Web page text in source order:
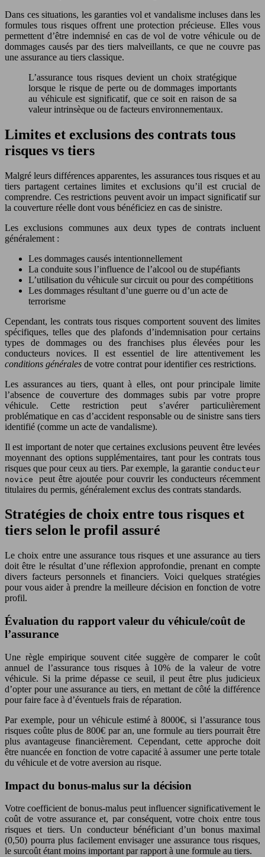
Dans ces situations, les garanties vol et vandalisme incluses dans les
formules tous risques offrent une protection précieuse. Elles vous
permettent d’être indemnisé en cas de vol de votre véhicule ou de
dommages causés par des tiers malveillants, ce que ne couvre pas
une assurance au tiers classique.
L’assurance tous risques devient un choix stratégique
lorsque le risque de perte ou de dommages importants
au véhicule est significatif, que ce soit en raison de sa
valeur intrinsèque ou de facteurs environnementaux.
Limites et exclusions des contrats tous
risques vs tiers
Malgré leurs différences apparentes, les assurances tous risques et au
tiers partagent certaines limites et exclusions qu’il est crucial de
comprendre. Ces restrictions peuvent avoir un impact significatif sur
la couverture réelle dont vous bénéficiez en cas de sinistre.
Les exclusions communes aux deux types de contrats incluent
généralement :
Les dommages causés intentionnellement
La conduite sous l’influence de l’alcool ou de stupéfiants
L’utilisation du véhicule sur circuit ou pour des compétitions
Les dommages résultant d’une guerre ou d’un acte de
terrorisme
Cependant, les contrats tous risques comportent souvent des limites
spécifiques, telles que des plafonds d’indemnisation pour certains
types de dommages ou des franchises plus élevées pour les
conducteurs novices. Il est essentiel de lire attentivement les
conditions générales de votre contrat pour identifier ces restrictions.
Les assurances au tiers, quant à elles, ont pour principale limite
l’absence de couverture des dommages subis par votre propre
véhicule. Cette restriction peut s’avérer particulièrement
problématique en cas d’accident responsable ou de sinistre sans tiers
identifié (comme un acte de vandalisme).
Il est important de noter que certaines exclusions peuvent être levées
moyennant des options supplémentaires, tant pour les contrats tous
risques que pour ceux au tiers. Par exemple, la garantie conducteur
novicepeut être ajoutée pour couvrir les conducteurs récemment
titulaires du permis, généralement exclus des contrats standards.
Stratégies de choix entre tous risques et
tiers selon le profil assuré
Le choix entre une assurance tous risques et une assurance au tiers
doit être le résultat d’une réflexion approfondie, prenant en compte
divers facteurs personnels et financiers. Voici quelques stratégies
pour vous aider à prendre la meilleure décision en fonction de votre
profil.
Évaluation du rapport valeur du véhicule/coût de
l’assurance
Une règle empirique souvent citée suggère de comparer le coût
annuel de l’assurance tous risques à 10% de la valeur de votre
véhicule. Si la prime dépasse ce seuil, il peut être plus judicieux
d’opter pour une assurance au tiers, en mettant de côté la différence
pour faire face à d’éventuels frais de réparation.
Par exemple, pour un véhicule estimé à 8000€, si l’assurance tous
risques coûte plus de 800€ par an, une formule au tiers pourrait être
plus avantageuse financièrement. Cependant, cette approche doit
être nuancée en fonction de votre capacité à assumer une perte totale
du véhicule et de votre aversion au risque.
Impact du bonus-malus sur la décision
Votre coefficient de bonus-malus peut influencer significativement le
coût de votre assurance et, par conséquent, votre choix entre tous
risques et tiers. Un conducteur bénéficiant d’un bonus maximal
(0,50) pourra plus facilement envisager une assurance tous risques,
le surcoût étant moins important par rapport à une formule au tiers.